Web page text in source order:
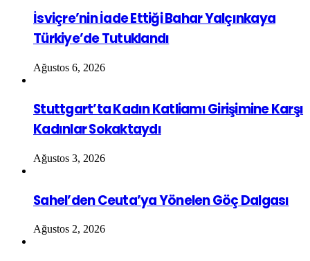
İsviçre’nin İade Ettiği Bahar Yalçınkaya
Türkiye’de Tutuklandı
Ağustos 6, 2026
Stuttgart’ta Kadın Katliamı Girişimine Karşı
Kadınlar Sokaktaydı
Ağustos 3, 2026
Sahel’den Ceuta’ya Yönelen Göç Dalgası
Ağustos 2, 2026